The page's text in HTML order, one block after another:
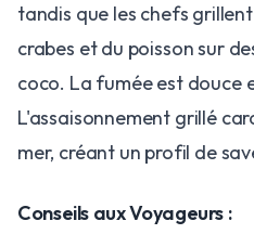
tandis que les chefs
crabes et du poisson sur
coco. La fumée est douce
L'assaisonnement grillé
mer, créant un profil de
Conseils aux Voyageurs :